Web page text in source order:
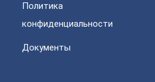
Политика
конфиденциальности
Документы